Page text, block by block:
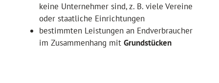
keine Unternehmer sind, z. B. viele Vereine
oder staatliche Einrichtungen
bestimmten Leistungen an Endverbraucher
im Zusammenhang mit Grundstücken